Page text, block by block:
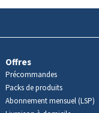
Offres
Précommandes
Packs de produits
Abonnement mensuel (LSP)